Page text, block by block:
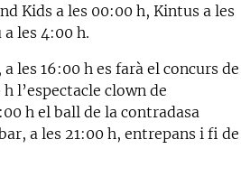
Kids a les 00:00 h, Kintus a les
les 4:00 h.
les 16:00 h es farà el concurs de
l’espectacle clown de
h el ball de la contradasa
a les 21:00 h, entrepans i fi de